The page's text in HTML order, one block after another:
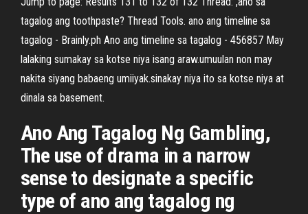
tagalog ang toothpaste? Thread Tools. ano ang timeline sa
tagalog - Brainly.ph Ano ang timeline sa tagalog - 456857 May
lalaking sumakay sa kotse niya isang araw.umuulan non may
nakita siyang babaeng umiiyak.sinakay niya ito sa kotse niya at
dinala sa basement.
Ano Ang Tagalog Ng Gambling,
The use of drama in a narrow
sense to designate a specific
type of ano ang tagalog ng